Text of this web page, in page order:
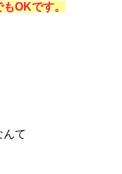
OKです。
んて